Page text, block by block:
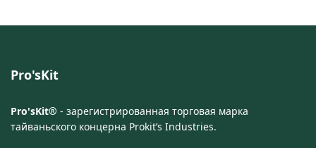
Pro'sKit
Pro'sKit® - зарегистрированная торговая марка
тайваньского концерна Prokit’s Industries.